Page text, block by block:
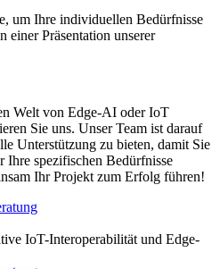
um Ihre individuellen Bedürfnisse
einer Präsentation unserer
Welt von Edge-AI oder IoT
Sie uns. Unser Team ist darauf
Unterstützung zu bieten, damit Sie
Ihre spezifischen Bedürfnisse
Ihr Projekt zum Erfolg führen!
IoT-Interoperabilität und Edge-